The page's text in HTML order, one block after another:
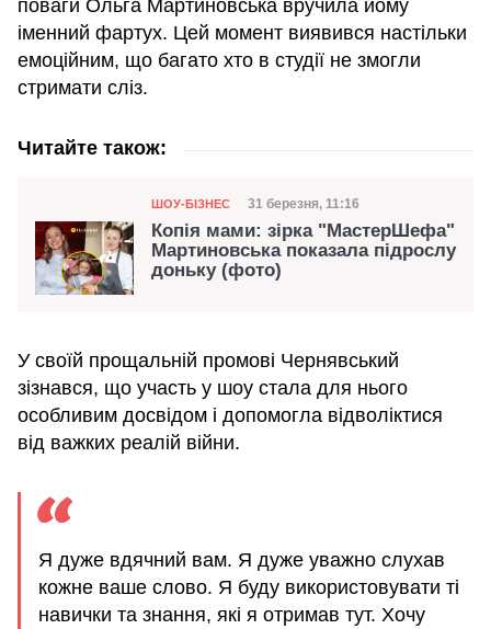
поваги Ольга Мартиновська вручила йому
іменний фартух. Цей момент виявився настільки
емоційним, що багато хто в студії не змогли
стримати сліз.
Читайте також:
Категорія
ШОУ-БІЗНЕС Дата публікації
31 березня, 11:16
Копія мами: зірка "МастерШефа"
Мартиновська показала підрослу
доньку (фото)
У своїй прощальній промові Чернявський
зізнався, що участь у шоу стала для нього
особливим досвідом і допомогла відволіктися
від важких реалій війни.
Я дуже вдячний вам. Я дуже уважно слухав
кожне ваше слово. Я буду використовувати ті
навички та знання, які я отримав тут. Хочу